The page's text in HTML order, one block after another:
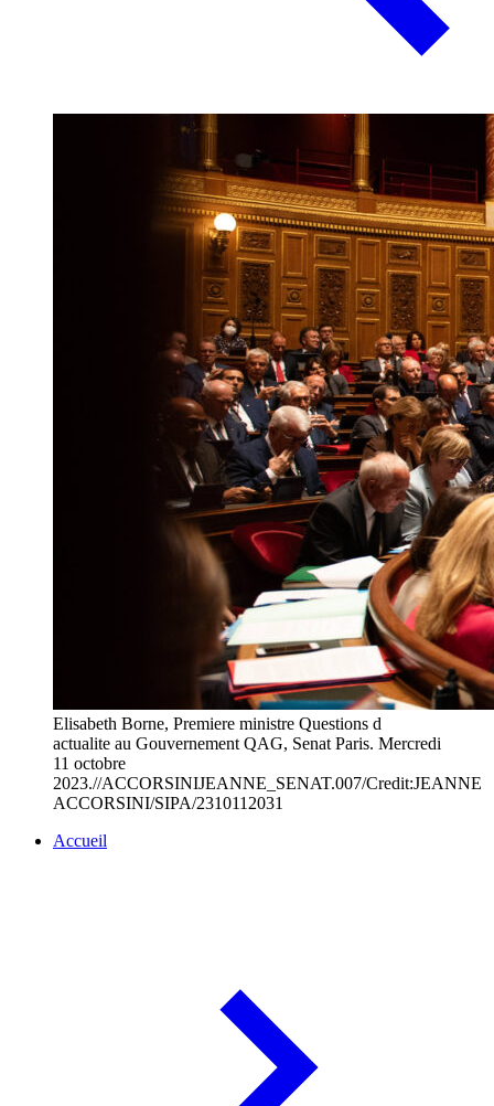
Elisabeth Borne, Premiere ministre Questions d
actualite au Gouvernement QAG, Senat Paris. Mercredi
11 octobre
2023.//ACCORSINIJEANNE_SENAT.007/Credit:JEANNE
ACCORSINI/SIPA/2310112031
Accueil